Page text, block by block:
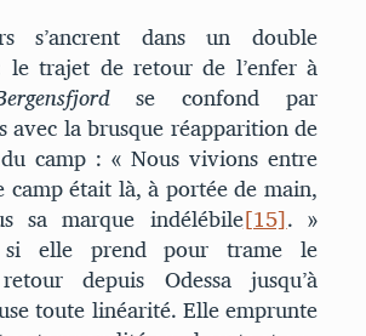
s’ancrent dans un double
le trajet de retour de l’enfer à
se confond par
avec la brusque réapparition de
camp : « Nous vivions entre
camp était là, à portée de main,
sa marque indélébile[15]. »
si elle prend pour trame le
depuis Odessa jusqu’à
toute linéarité. Elle emprunte